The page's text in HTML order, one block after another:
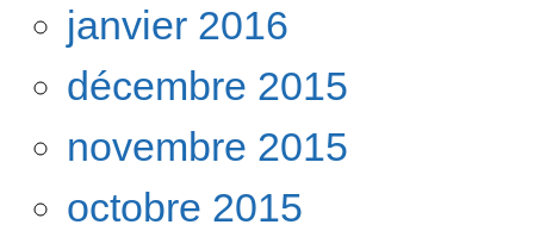
janvier 2016
décembre 2015
novembre 2015
octobre 2015